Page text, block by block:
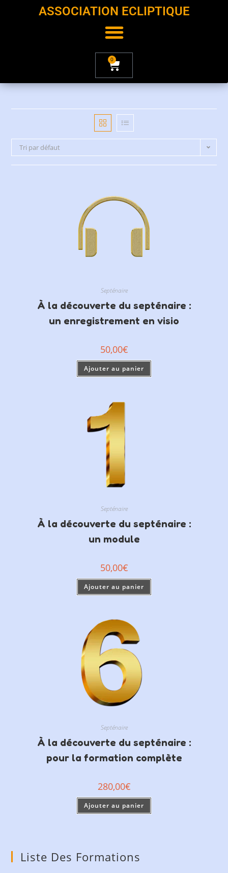
ASSOCIATION ECLIPTIQUE
0
Tri par défaut
Septénaire
À la découverte du septénaire :
un enregistrement en visio
50,00€
Ajouter au panier
Septénaire
À la découverte du septénaire :
un module
50,00€
Ajouter au panier
Septénaire
À la découverte du septénaire :
pour la formation complète
280,00€
Ajouter au panier
Liste Des Formations